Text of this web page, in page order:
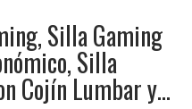
Silla Gaming
Silla
Cojín Lumbar y…